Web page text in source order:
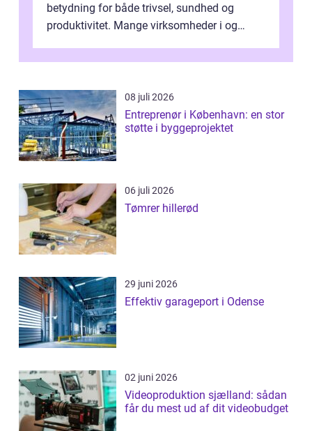
betydning for både trivsel, sundhed og
produktivitet. Mange virksomheder i og
08 juli 2026
Entreprenør i København: en stor
støtte i byggeprojektet
06 juli 2026
Tømrer hillerød
29 juni 2026
Effektiv garageport i Odense
02 juni 2026
Videoproduktion sjælland: sådan
får du mest ud af dit videobudget